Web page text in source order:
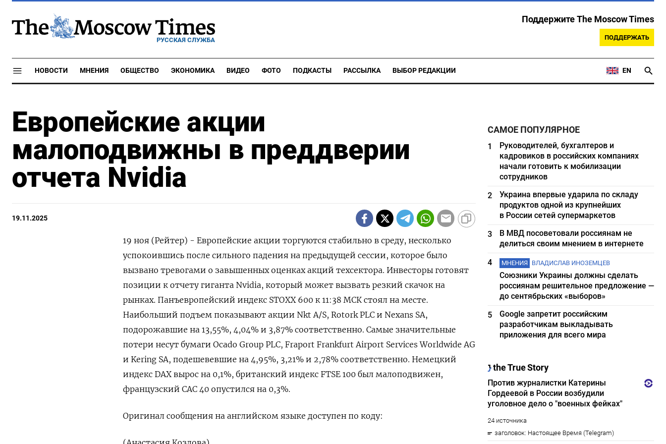
РУССКАЯ СЛУЖБА
Поддержите The Moscow Times
ПОДДЕРЖАТЬ
НОВОСТИ МНЕНИЯ ОБЩЕСТВО ЭКОНОМИКА ВИДЕО ФОТО ПОДКАСТЫ РАССЫЛКА ВЫБОР РЕДАКЦИИ EN
Европейские акции
малоподвижны в преддверии
отчета Nvidia
19.11.2025
19 ноя (Рейтер) - Европейские акции торгуются стабильно в среду, несколько
успокоившись после сильного падения на предыдущей сессии, которое было
вызвано тревогами о завышенных оценках акций техсектора. Инвесторы готовят
позиции к отчету гиганта Nvidia, который может вызвать резкий скачок на
рынках. Панъевропейский индекс STOXX 600 к 11:38 МСК стоял на месте.
Наибольший подъем показывают акции Nkt A/S, Rotork PLC и Nexans SA,
подорожавшие на 13,55%, 4,04% и 3,87% соответственно. Самые значительные
потери несут бумаги Ocado Group PLC, Fraport Frankfurt Airport Services Worldwide AG
и Kering SA, подешевевшие на 4,95​%, 3,21% и 2,78% соответственно. Немецкий
индекс DAX вырос на 0,1%, британский индекс FTSE 100 был малоподвижен,
французский CAC 40 опустился на 0,3%.
Оригинал сообщения на английском языке доступен по коду:
САМОЕ ПОПУЛЯРНОЕ
1
Руководителей, бухгалтеров и
кадровиков в российских компаниях
начали готовить к мобилизации
сотрудников
2
Украина впервые ударила по складу
продуктов одной из крупнейших
в России сетей супермаркетов
3
В МВД посоветовали россиянам не
делиться своим мнением в интернете
4
МНЕНИЯ ВЛАДИСЛАВ ИНОЗЕМЦЕВ
Союзники Украины должны сделать
россиянам решительное предложение —
до сентябрьских «выборов»
5
Google запретит российским
разработчикам выкладывать
приложения для всего мира